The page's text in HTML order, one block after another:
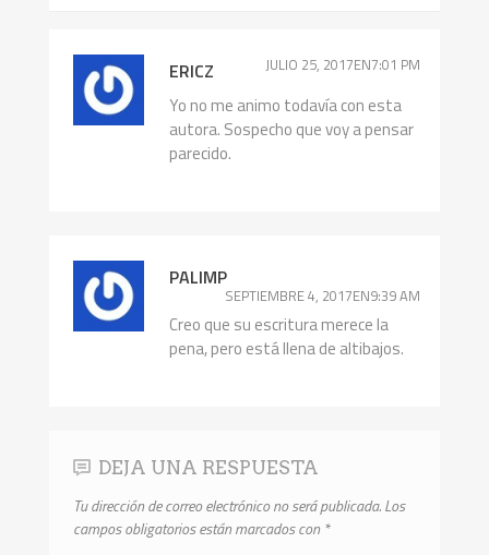
ERICZ JULIO 25, 2017EN7:01 PM
Yo no me animo todavía con esta
autora. Sospecho que voy a pensar
parecido.
PALIMP
SEPTIEMBRE 4, 2017EN9:39 AM
Creo que su escritura merece la
pena, pero está llena de altibajos.
DEJA UNA RESPUESTA
Tu dirección de correo electrónico no será publicada.Los
campos obligatorios están marcados con *